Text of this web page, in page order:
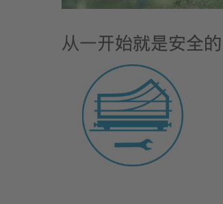
从一开始就是安全的